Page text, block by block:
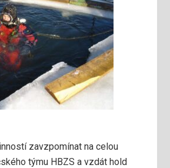
zavzpomínat na celou
týmu HBZS a vzdát hold